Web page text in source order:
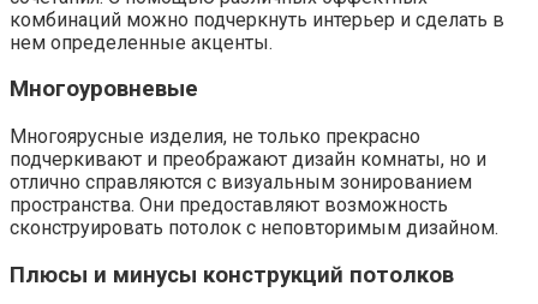
комбинаций можно подчеркнуть интерьер и сделать в
нем определенные акценты.
Многоуровневые
Многоярусные изделия, не только прекрасно
подчеркивают и преображают дизайн комнаты, но и
отлично справляются с визуальным зонированием
пространства. Они предоставляют возможность
сконструировать потолок с неповторимым дизайном.
Плюсы и минусы конструкций потолков